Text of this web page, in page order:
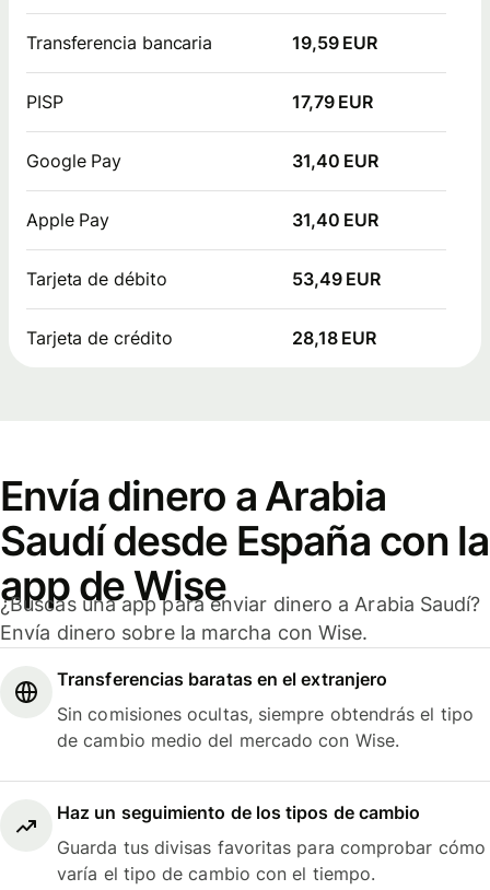
Transferencia bancaria 19,59 EUR
PISP 17,79 EUR
Google Pay 31,40 EUR
Apple Pay 31,40 EUR
Tarjeta de débito 53,49 EUR
Tarjeta de crédito 28,18 EUR
Envía dinero a Arabia
Saudí desde España con la
app de Wise
¿Buscas una app para enviar dinero a Arabia Saudí?
Envía dinero sobre la marcha con Wise.
Transferencias baratas en el extranjero
Sin comisiones ocultas, siempre obtendrás el tipo
de cambio medio del mercado con Wise.
Haz un seguimiento de los tipos de cambio
Guarda tus divisas favoritas para comprobar cómo
varía el tipo de cambio con el tiempo.